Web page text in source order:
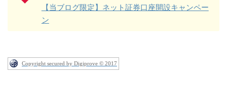
【当ブログ限定】ネット証券口座開設キャンペー
ン
Copyright secured by Digiprove © 2017